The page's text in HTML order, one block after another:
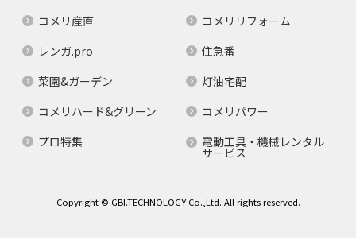
コメリ産直
コメリリフォーム
レンガ.pro
住急番
菜園&ガーデン
灯油宅配
コメリハード&グリーン
コメリパワー
プロ特集
電動工具・機械レンタル
サービス
Copyright © GBI.TECHNOLOGY Co.,Ltd. All rights reserved.